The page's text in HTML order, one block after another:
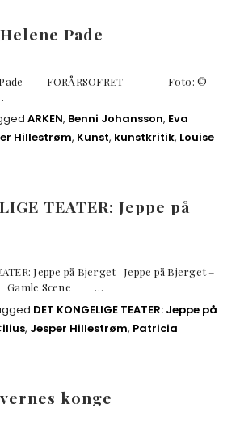
Pade
Pade FORÅRSOFRET Foto: ©
ARKEN, Benni Johansson, Eva
Hillestrøm, Kunst, kunstkritik, Louise
TEATER: Jeppe på
Jeppe på Bjerget Jeppe på Bjerget –
Gamle Scene …
DET KONGELIGE TEATER: Jeppe på
, Jesper Hillestrøm, Patricia
konge